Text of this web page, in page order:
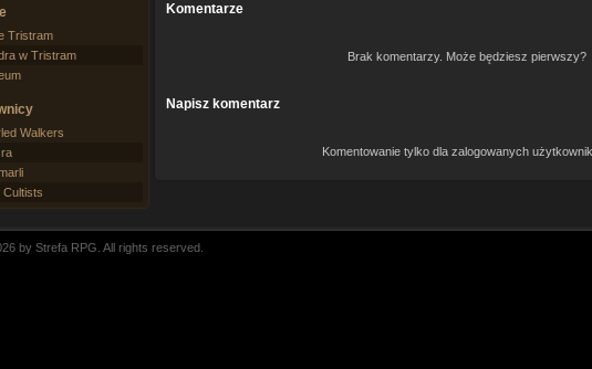
Tristram
w Tristram
Walkers
Cultists
Komentarze
Brak komentarzy. Może będziesz pierwszy?
Napisz komentarz
Komentowanie tylko dla zalogowanych
by Strefa RPG. All rights reserved.